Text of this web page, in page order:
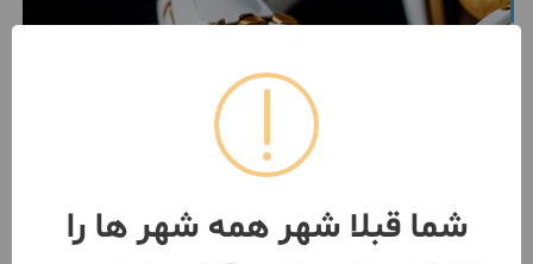
زمین باغی لب جاده قدیم تبریز
شما قبلا شهر همه شهر ها را